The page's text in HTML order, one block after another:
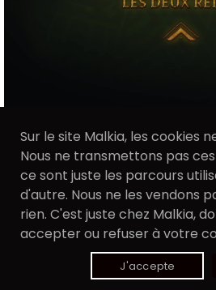
Conditions générales
Sur le site Malkia, les cookies
Nous ne transmettons pas
ce sont juste les parcours
d'autre. Nous ne les vendons
rien. C'est juste chez Malkia,
accepter ou refuser à votre
J'accepte